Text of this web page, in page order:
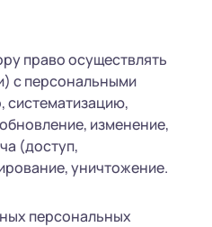
право осуществлять
с персональными
систематизацию,
изменение,
(доступ,
уничтожение.
персональных